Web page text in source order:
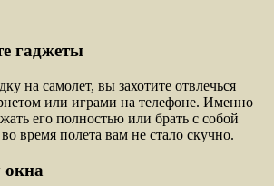
гаджеты
на самолет, вы захотите отвлечься
или играми на телефоне. Именно
его полностью или брать с собой
время полета вам не стало скучно.
окна